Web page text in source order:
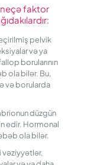
faktor
pelvik
və ya
borularının
ola bilər. Bu,
və borularda
düzgün
edir. Hormonal
ola bilər.
vəziyyətlər,